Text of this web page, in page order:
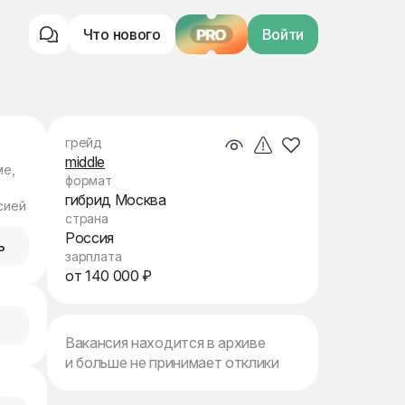
Что нового PRO Войти
грейд
middle
формат
гибрид Москва
страна
Россия
зарплата
от 140 000 ₽
Вакансия находится в архиве
и больше не принимает отклики